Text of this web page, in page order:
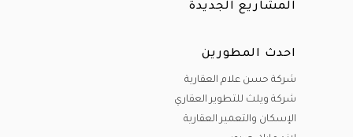
المشاريع الجديدة
احدث المطورين
شركة حسن علام العقارية
شركة ويلث للتطوير العقاري
الإسكان والتعمير العقارية